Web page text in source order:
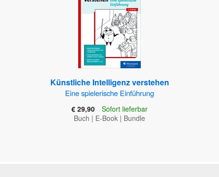
Künstliche Intelligenz verstehen
Eine spielerische Einführung
€ 29,90
Sofort lieferbar
Buch | E-Book | Bundle